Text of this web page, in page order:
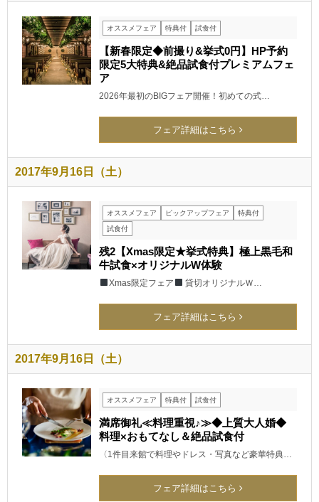
オススメフェア 特典付 試食付
【新春限定◆前撮り&挙式0円】HP予約
限定5大特典&絶品試食付プレミアムフェ
ア
2026年最初のBIGフェア開催！初めての式…
フェア詳細はこちら
2017年9月16日（土）
オススメフェア ピックアップフェア
特典付
試食付
残2【Xmas限定★挙式特典】極上黒毛和
牛試食×オリジナルW体験
Xmas限定フェア 貸切オリジナルＷ…
フェア詳細はこちら
2017年9月16日（土）
オススメフェア 特典付 試食付
満席御礼≪料理重視♪≫◆上質大人婚◆
料理×おもてなし＆絶品試食付
〈1件目来館で料理やドレス・写真など豪華特典…
フェア詳細はこちら